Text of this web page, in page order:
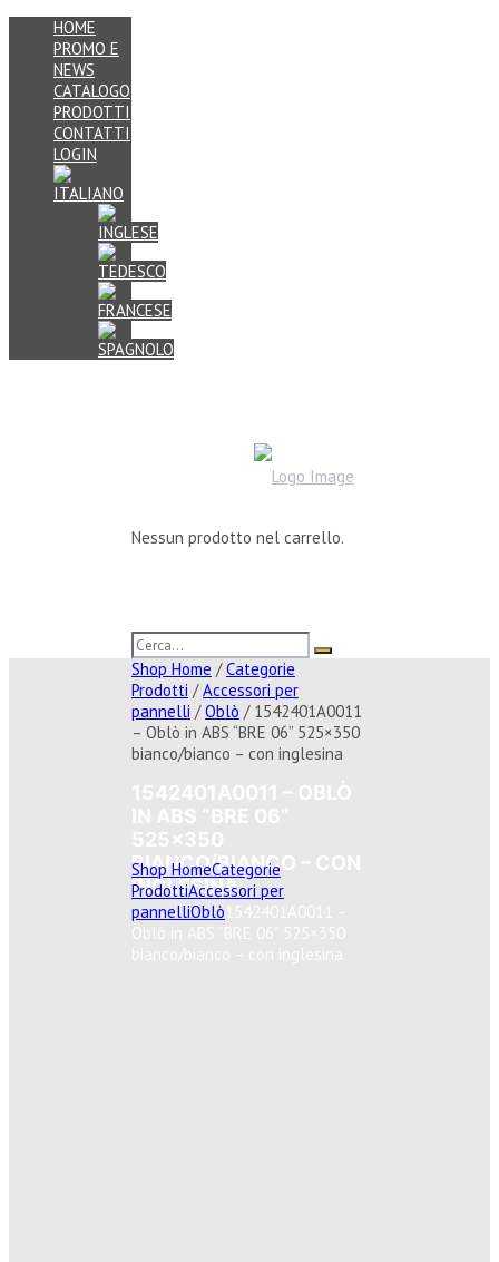
HOME
PROMO E
NEWS
CATALOGO
PRODOTTI
CONTATTI
LOGIN
Nessun prodotto nel carrello.
Shop Home /Categorie
Prodotti /Accessori per
pannelli /Oblò / 1542401A0011
– Oblò in ABS “BRE 06” 525×350
bianco/bianco – con inglesina
BIANCO/BIANCO – CON
INGLESINA
Shop HomeCategorie
ProdottiAccessori per
pannelliOblò